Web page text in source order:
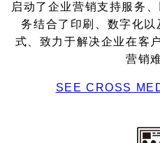
启动了企业营销支持服务
务结合了印刷、数字化
式、致力于解决企业在客
营销
SEE CROSS